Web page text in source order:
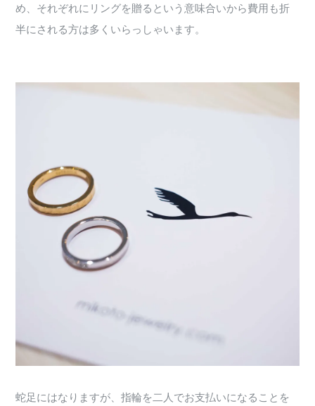
め、それぞれにリングを贈るという意味合いから費用も折
半にされる方は多くいらっしゃいます。
蛇足にはなりますが、指輪を二人でお支払いになることを